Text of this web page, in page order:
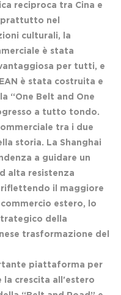
reciproca tra Cina e
nel
culturali, la
è stata
per tutti, e
è stata costruita e
“One Belt and One
a tutto tondo.
tra i due
storia. La Shanghai
a guidare un
alta resistenza
il maggiore
estero, lo
della
trasformazione del
piattaforma per
la crescita all'estero